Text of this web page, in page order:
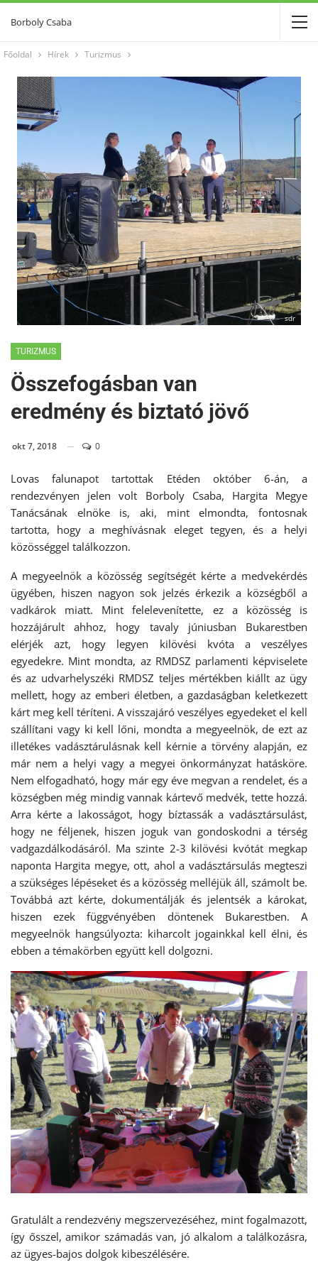
Borboly Csaba
Főoldal Hírek Turizmus
sdr
TURIZMUS
Összefogásban van
eredmény és biztató jövő
okt 7, 2018 0
Lovas falunapot tartottak Etéden október 6-án, a
rendezvényen jelen volt Borboly Csaba, Hargita Megye
Tanácsának elnöke is, aki, mint elmondta, fontosnak
tartotta, hogy a meghívásnak eleget tegyen, és a helyi
közösséggel találkozzon.
A megyeelnök a közösség segítségét kérte a medvekérdés
ügyében, hiszen nagyon sok jelzés érkezik a községből a
vadkárok miatt. Mint felelevenítette, ez a közösség is
hozzájárult ahhoz, hogy tavaly júniusban Bukarestben
elérjék azt, hogy legyen kilövési kvóta a veszélyes
egyedekre. Mint mondta, az RMDSZ parlamenti képviselete
és az udvarhelyszéki RMDSZ teljes mértékben kiállt az ügy
mellett, hogy az emberi életben, a gazdaságban keletkezett
kárt meg kell téríteni. A visszajáró veszélyes egyedeket el kell
szállítani vagy ki kell lőni, mondta a megyeelnök, de ezt az
illetékes vadásztárulásnak kell kérnie a törvény alapján, ez
már nem a helyi vagy a megyei önkormányzat hatásköre.
Nem elfogadható, hogy már egy éve megvan a rendelet, és a
községben még mindig vannak kártevő medvék, tette hozzá.
Arra kérte a lakosságot, hogy bíztassák a vadásztársulást,
hogy ne féljenek, hiszen joguk van gondoskodni a térség
vadgazdálkodásáról. Ma szinte 2-3 kilövési kvótát megkap
naponta Hargita megye, ott, ahol a vadásztársulás megteszi
a szükséges lépéseket és a közösség melléjük áll, számolt be.
Továbbá azt kérte, dokumentálják és jelentsék a károkat,
hiszen ezek függvényében döntenek Bukarestben. A
megyeelnök hangsúlyozta: kiharcolt jogainkkal kell élni, és
ebben a témakörben együtt kell dolgozni.
Gratulált a rendezvény megszervezéséhez, mint fogalmazott,
így ősszel, amikor számadás van, jó alkalom a találkozásra,
az ügyes-bajos dolgok kibeszélésére.